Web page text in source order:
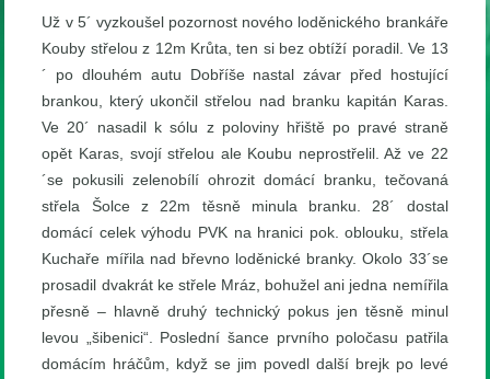
Už v 5´ vyzkoušel pozornost nového loděnického brankáře
Kouby střelou z 12m Krůta, ten si bez obtíží poradil. Ve 13
´ po dlouhém autu Dobříše nastal závar před hostující
brankou, který ukončil střelou nad branku kapitán Karas.
Ve 20´ nasadil k sólu z poloviny hřiště po pravé straně
opět Karas, svojí střelou ale Koubu neprostřelil. Až ve 22
´se pokusili zelenobílí ohrozit domácí branku, tečovaná
střela Šolce z 22m těsně minula branku. 28´ dostal
domácí celek výhodu PVK na hranici pok. oblouku, střela
Kuchaře mířila nad břevno loděnické branky. Okolo 33´se
prosadil dvakrát ke střele Mráz, bohužel ani jedna nemířila
přesně – hlavně druhý technický pokus jen těsně minul
levou „šibenici“. Poslední šance prvního poločasu patřila
domácím hráčům, když se jim povedl další brejk po levé